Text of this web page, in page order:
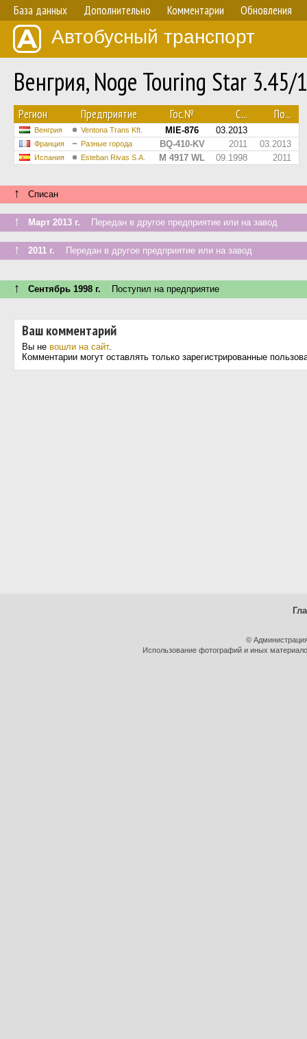
База данных Дополнительно Комментарии Обновления
Автобусный транспорт
Венгрия, Noge Touring Star
Регион Предприятие Гос.№ С... По...
Венгрия Ventona Trans Kft. MIE-876 03.2013
Франция Разные города BQ-410-KV 2011 03.2013
Испания Esteban Rivas S.A. M 4917 WL 09.1998 2011
↑ Списан
↑ Март 2013 г. Передан в другое предприятие или на завод
↑ 2011 г. Передан в другое предприятие или на завод
↑ Сентябрь 1998 г. Поступил на предприятие
Ваш комментарий
Вы не вошли на сайт.
Комментарии могут оставлять только зарегистрированные
©
Использование фотографий и иных